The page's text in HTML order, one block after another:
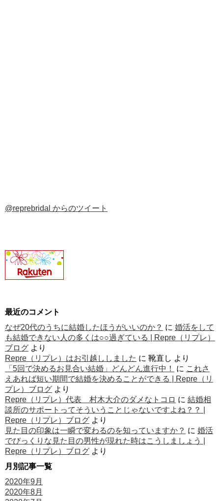
@reprebridal からのツイート
最近のコメント
なぜ20代のうちに結婚したほうがいいのか？ に 婚活をして
も結婚できない人の多くは○○過ぎている | Repre（リプレ）
ブログ より
Repre（リプレ）はお引越ししました に 靴直し より
「5回で決めるお見合い結婚」どんどん進行中！
に これさ
えあれば短い期間で結婚を決めることができる | Repre（リ
プレ）ブログ より
Repre（リプレ）代表 村木大介のダメなトコロ に 結婚相
談所のサポートってそういうことじゃないですよね？？ |
Repre（リプレ）ブログ より
見た目の印象は一瞬で変わるのを知っていますか？ に 婚活
でびっくりな見た目の男性が現れた時はこうしましょう |
Repre（リプレ）ブログ より
月別記事一覧
2020年9月
2020年8月